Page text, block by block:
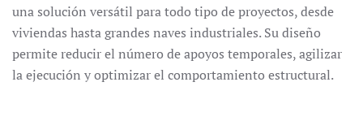
una solución versátil para todo tipo de proyectos, desde
viviendas hasta grandes naves industriales. Su diseño
permite reducir el número de apoyos temporales, agilizar
la ejecución y optimizar el comportamiento estructural.